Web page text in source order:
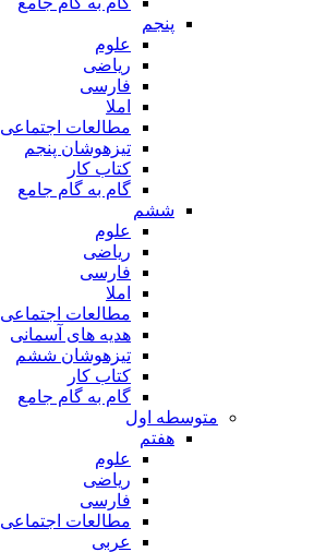
پنجم
علوم
ریاضی
فارسی
املا
مطالعات اجتماعی
تیزهوشان پنجم
کتاب کار
گام به گام جامع
ششم
علوم
ریاضی
فارسی
املا
مطالعات اجتماعی
هدیه های آسمانی
تیزهوشان ششم
کتاب کار
گام به گام جامع
متوسطه اول
هفتم
علوم
ریاضی
فارسی
مطالعات اجتماعی
عربی